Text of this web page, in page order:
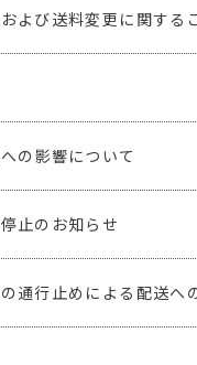
よび送料変更に関する
の影響について
止のお知らせ
通行止めによる配送へ